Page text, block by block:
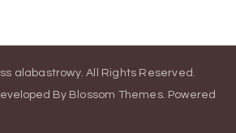
alabastrowy. All Rights Reserved.
By Blossom Themes. Powered